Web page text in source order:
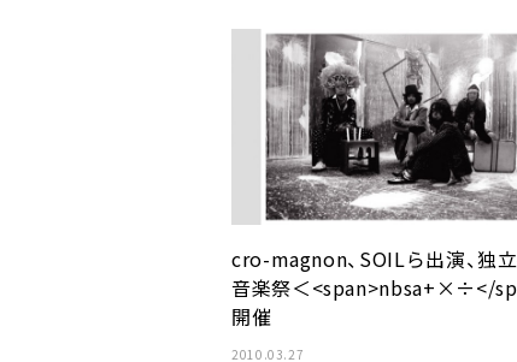
cro-magnon、SOILら出演、独
音楽祭＜<span>nbsa+×÷</
開催
2010.03.27